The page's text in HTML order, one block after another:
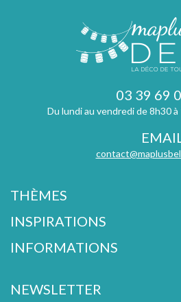
03 39 69
Du lundi au vendredi de 8h30
THÈMES
INSPIRATIONS
INFORMATIONS
NEWSLETTER